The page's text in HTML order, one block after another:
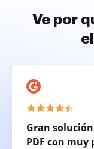
Ve por
Gran
PDF con